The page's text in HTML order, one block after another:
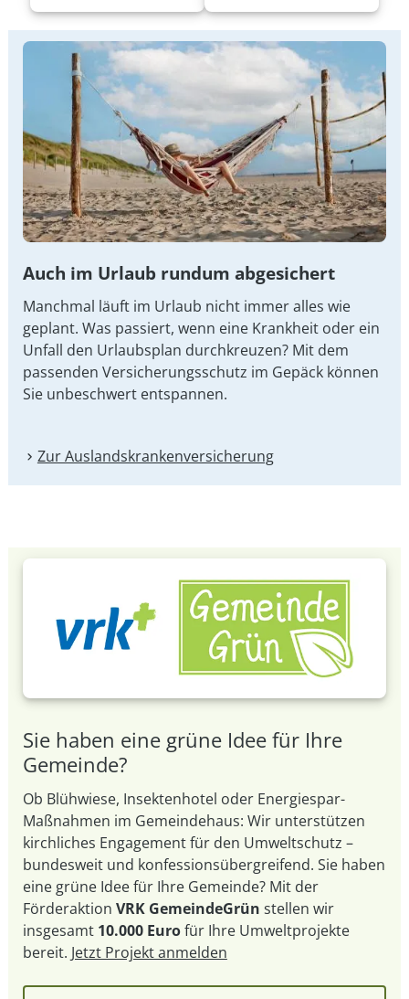
Auch im Urlaub rundum abgesichert
Manchmal läuft im Urlaub nicht immer alles wie
geplant. Was passiert, wenn eine Krankheit oder ein
Unfall den Urlaubsplan durchkreuzen? Mit dem
passenden Versicherungsschutz im Gepäck können
Sie unbeschwert entspannen.
Zur Auslandskranken­versicherung
Sie haben eine grüne Idee für Ihre
Gemeinde?
Ob Blühwiese, Insektenhotel oder Energiespar-
Maßnahmen im Gemeindehaus: Wir unterstützen
kirchliches Engagement für den Umweltschutz –
bundesweit und konfessionsübergreifend. Sie haben
eine grüne Idee für Ihre Gemeinde? Mit der
Förderaktion VRK GemeindeGrün stellen wir
insgesamt 10.000 Eurofür Ihre Umweltprojekte
bereit. Jetzt Projekt anmelden